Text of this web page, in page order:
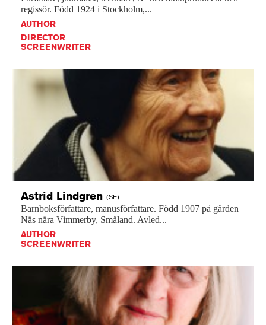
regissör. Född 1924 i Stockholm,...
AUTHOR
DIRECTOR
SCREENWRITER
Astrid Lindgren (SE)
Barnboksförfattare, manusförfattare. Född 1907 på gården
Näs nära Vimmerby, Småland. Avled...
AUTHOR
SCREENWRITER